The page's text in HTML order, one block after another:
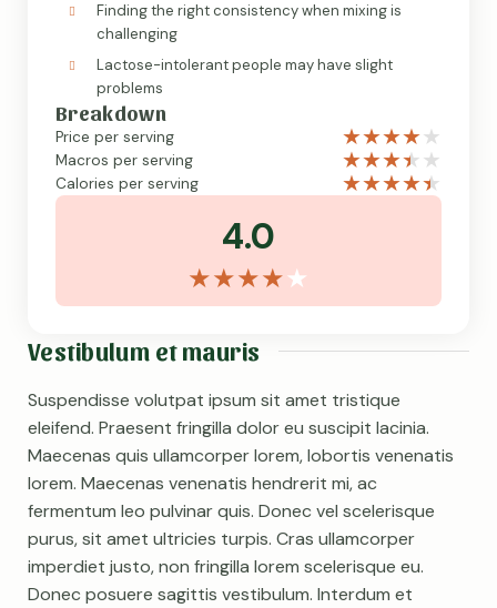
Finding the right consistency when mixing is
challenging
Lactose-intolerant people may have slight
problems
Breakdown
Price per serving
Macros per serving
Calories per serving
4.0
Vestibulum et mauris
Suspendisse volutpat ipsum sit amet tristique
eleifend. Praesent fringilla dolor eu suscipit lacinia.
Maecenas quis ullamcorper lorem, lobortis venenatis
lorem. Maecenas venenatis hendrerit mi, ac
fermentum leo pulvinar quis. Donec vel scelerisque
purus, sit amet ultricies turpis. Cras ullamcorper
imperdiet justo, non fringilla lorem scelerisque eu.
Donec posuere sagittis vestibulum. Interdum et